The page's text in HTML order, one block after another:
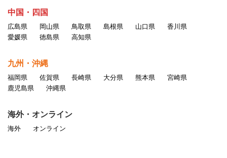
中国・四国
広島県 岡山県 鳥取県 島根県 山口県
香川県
愛媛県
徳島県 高知県
九州・沖縄
福岡県 佐賀県 長崎県 大分県 熊本県
宮崎県
鹿児島県
沖縄県
海外・オンライン
海外 オンライン